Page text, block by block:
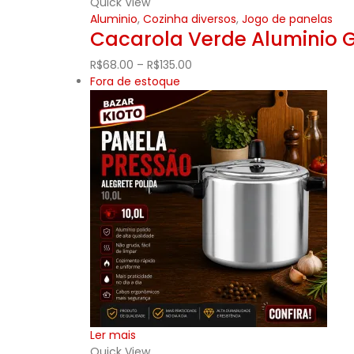
Aluminio, Cozinha diversos, Jogo de panelas
Cacarola Verde Aluminio
R$68.00 – R$135.00
Fora de estoque
Ler mais